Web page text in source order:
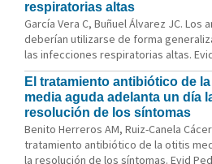
respiratorias altas
García Vera C, Buñuel Álvarez JC.
deberían utilizarse de forma
las infecciones respiratorias altas.
El tratamiento antibiótico de
media aguda adelanta un día
resolución de los síntomas
Benito Herreros AM, Ruiz-Canela
tratamiento antibiótico de la otitis
la resolución de los síntomas. Evid